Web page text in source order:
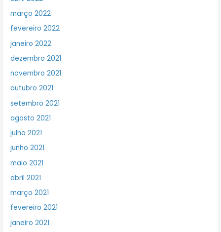
março 2022
fevereiro 2022
janeiro 2022
dezembro 2021
novembro 2021
outubro 2021
setembro 2021
agosto 2021
julho 2021
junho 2021
maio 2021
abril 2021
março 2021
fevereiro 2021
janeiro 2021